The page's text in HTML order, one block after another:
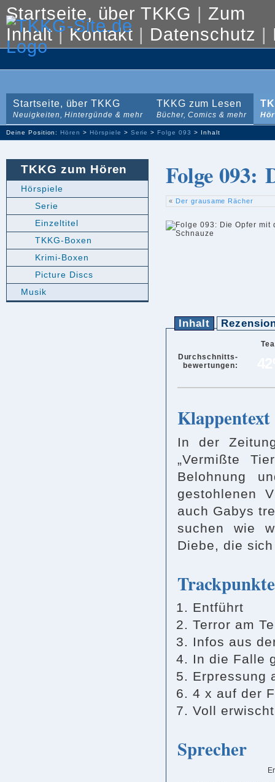
Startseite, über TKKG | Zum
Inhalt|Kontakt | Datenschutz |
Startseite, über TKKG
Neuigkeiten, Hintergünde & mehr
TKKG zum Lesen
Bücher, Comics & mehr
Deine Position:Hören >Hörspiele > Serie >Folge 093 > Inhalt
Folge 093:
« Der grausame Rächer
Inhalt
Durchschnitts-
bewertungen:
Klappentext
In der
„Vermißte
Belohnung
gestohlenen
auch Gabys
suchen wie
Diebe, die
Trackpunkte
Entführt
Terror am
Infos aus
In die Falle
Erpressung
4 x auf der
Voll erwischt
Sprecher
TKKG zum Hören
Hörspiele
Serie
Einzeltitel
TKKG-Boxen
Krimi-Boxen
Picture Discs
Musik